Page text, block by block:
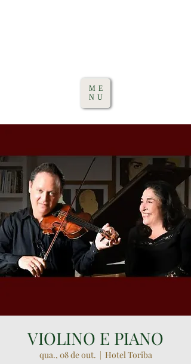
ME
NU
VIOLINO E PIANO
qua., 08 de out.
  |
Hotel Toriba